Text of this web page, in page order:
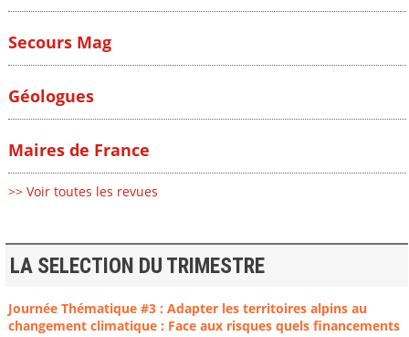
Secours Mag
Géologues
Maires de France
>> Voir toutes les revues
LA SELECTION DU TRIMESTRE
Journée Thématique #3 : Adapter les territoires alpins au
changement climatique : Face aux risques quels financements